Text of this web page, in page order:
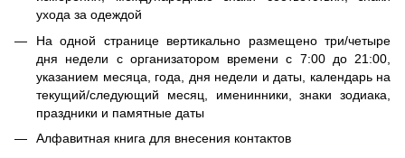
ухода за одеждой
На одной странице вертикально размещено три/четыре
дня недели с организатором времени с 7:00 до 21:00,
указанием месяца, года, дня недели и даты, календарь на
текущий/следующий месяц, именинники, знаки зодиака,
праздники и памятные даты
Алфавитная книга для внесения контактов